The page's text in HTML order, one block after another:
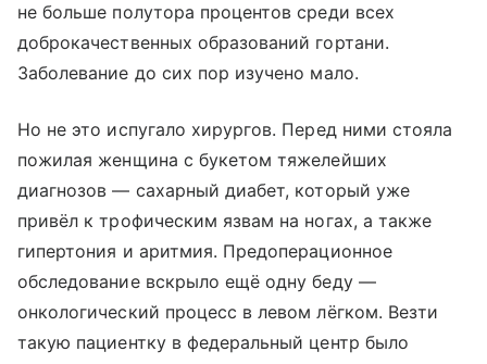
не больше полутора процентов среди всех
доброкачественных образований гортани.
Заболевание до сих пор изучено мало.
Но не это испугало хирургов. Перед ними стояла
пожилая женщина с букетом тяжелейших
диагнозов — сахарный диабет, который уже
привёл к трофическим язвам на ногах, а также
гипертония и аритмия. Предоперационное
обследование вскрыло ещё одну беду —
онкологический процесс в левом лёгком. Везти
такую пациентку в федеральный центр было